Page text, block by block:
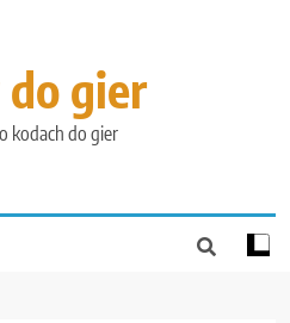
gier
kodach do gier